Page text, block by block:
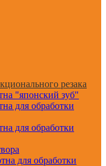
резака
"японский зуб"
для обработки
для обработки
для обработки